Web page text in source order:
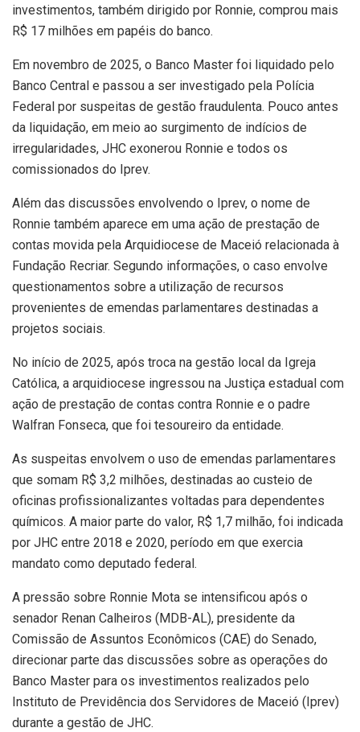
investimentos, também dirigido por Ronnie, comprou mais
R$ 17 milhões em papéis do banco.
Em novembro de 2025, o Banco Master foi liquidado pelo
Banco Central e passou a ser investigado pela Polícia
Federal por suspeitas de gestão fraudulenta. Pouco antes
da liquidação, em meio ao surgimento de indícios de
irregularidades, JHC exonerou Ronnie e todos os
comissionados do Iprev.
Além das discussões envolvendo o Iprev, o nome de
Ronnie também aparece em uma ação de prestação de
contas movida pela Arquidiocese de Maceió relacionada à
Fundação Recriar. Segundo informações, o caso envolve
questionamentos sobre a utilização de recursos
provenientes de emendas parlamentares destinadas a
projetos sociais.
No início de 2025, após troca na gestão local da Igreja
Católica, a arquidiocese ingressou na Justiça estadual com
ação de prestação de contas contra Ronnie e o padre
Walfran Fonseca, que foi tesoureiro da entidade.
As suspeitas envolvem o uso de emendas parlamentares
que somam R$ 3,2 milhões, destinadas ao custeio de
oficinas profissionalizantes voltadas para dependentes
químicos. A maior parte do valor, R$ 1,7 milhão, foi indicada
por JHC entre 2018 e 2020, período em que exercia
mandato como deputado federal.
A pressão sobre Ronnie Mota se intensificou após o
senador Renan Calheiros (MDB-AL), presidente da
Comissão de Assuntos Econômicos (CAE) do Senado,
direcionar parte das discussões sobre as operações do
Banco Master para os investimentos realizados pelo
Instituto de Previdência dos Servidores de Maceió (Iprev)
durante a gestão de JHC.